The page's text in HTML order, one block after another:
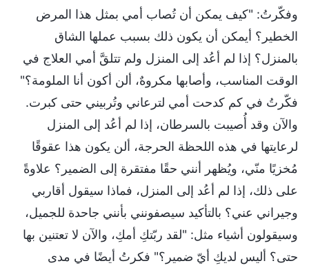
وفكّرتُ: "كيف يمكن أن تُصاب أمي بمثل هذا المرض
الخطير؟ أيمكن أن يكون ذلك بسبب عملها الشاق
بالمنزل؟ إذا لم أعُد إلى المنزل ولم تتلقَّ أمي العلاج في
الوقت المناسب، وأصابها مكروهٌ، ألن أكون أنا الملومة؟"
فكّرتُ في كم كدحت أمي لترعاني وتُربيني حتى كبرت.
والآن وقد أُصيبت بالسرطان، إذا لم أعُد إلى المنزل
لرعايتها في هذه اللحظة الحرجة، ألن يكون هذا عقوقًا
مُخزيًا منّي، ويُظهر أنني حقًا مفتقرة إلى الضمير؟ علاوةً
على ذلك، إذا لم أعُد إلى المنزل، فماذا سيقول أقاربي
وجيراني عني؟ بالتأكيد سيصفونني بأنني جاحدة للجميل،
وسيقولون أشياء مثل: "لقد ربّتكِ أمكِ، والآن لا تعتنين بها
حتى؟ أليس لديكِ أيّ ضمير؟" فكرتُ أيضًا في مدى